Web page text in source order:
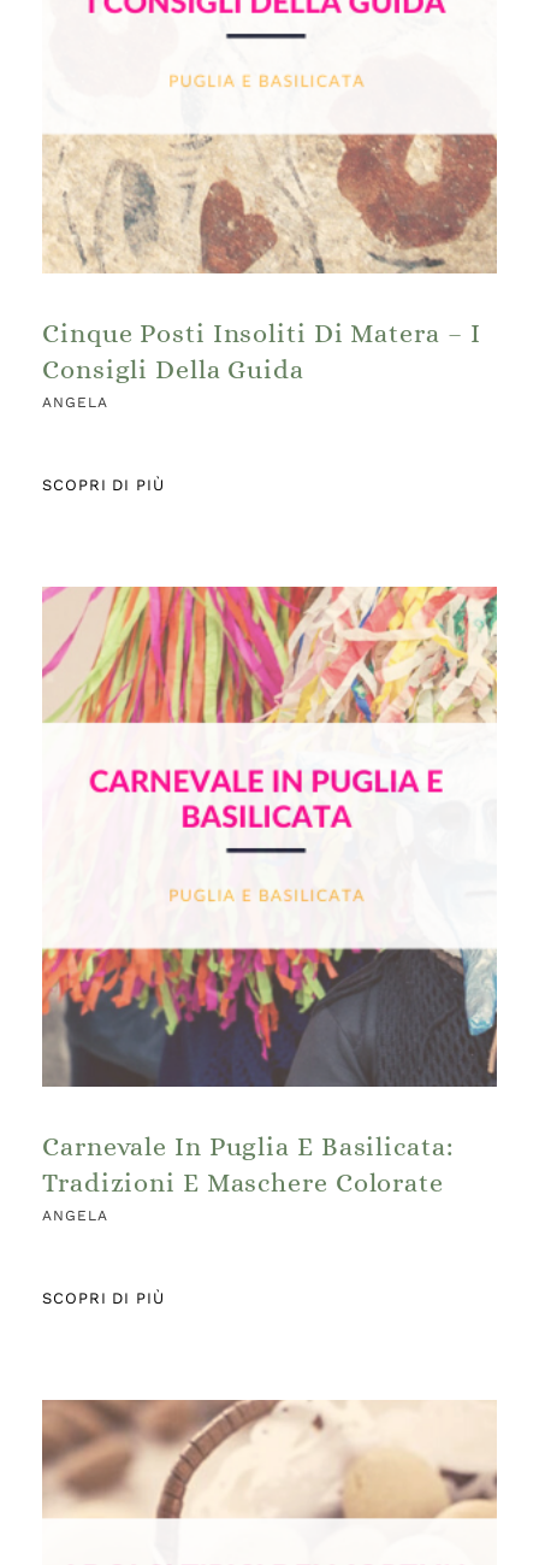
Cinque Posti Insoliti Di Matera – I
Consigli Della Guida
ANGELA
SCOPRI DI PIÙ
Carnevale In Puglia E Basilicata:
Tradizioni E Maschere Colorate
ANGELA
SCOPRI DI PIÙ